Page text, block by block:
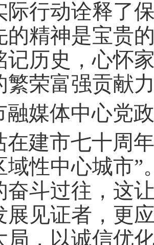
际行动诠释了
的精神是宝贵
记历史，心怀
繁荣富强贡献
融媒体中心党
在建市七十周
域性中心城市”
奋斗过往，这
展见证者，更
局，以诚信优